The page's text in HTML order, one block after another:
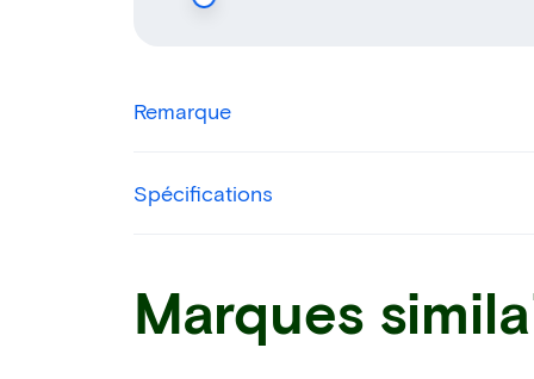
Remarque
Spécifications
Marques